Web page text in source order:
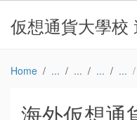
仮想通貨大學校
Home